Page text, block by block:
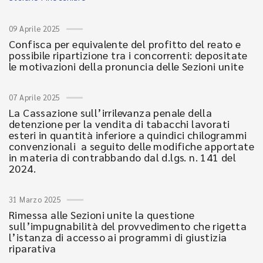
09 Aprile 2025
Confisca per equivalente del profitto del reato e
possibile ripartizione tra i concorrenti: depositate
le motivazioni della pronuncia delle Sezioni unite
07 Aprile 2025
La Cassazione sull’irrilevanza penale della
detenzione per la vendita di tabacchi lavorati
esteri in quantità inferiore a quindici chilogrammi
convenzionali a seguito delle modifiche apportate
in materia di contrabbando dal d.lgs. n. 141 del
2024.
31 Marzo 2025
Rimessa alle Sezioni unite la questione
sull’impugnabilità del provvedimento che rigetta
l’istanza di accesso ai programmi di giustizia
riparativa